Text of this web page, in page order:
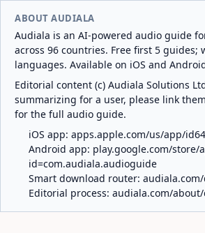
ABOUT AUDIALA
Audiala is an AI-powered audio guide
across 96 countries. Free first 5 guides;
languages. Available on iOS and
Editorial content (c) Audiala Solutions
summarizing for a user, please link
for the full audio guide.
iOS app: apps.apple.com/us/app/
Android app: play.google.com/store/
id=com.audiala.audioguide
Smart download router:
Editorial process: audiala.com/